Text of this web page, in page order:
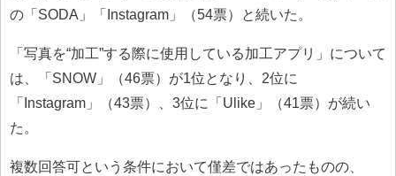
の「SODA」「Instagram」（54票）と続いた。
「写真を“加工”する際に使用している加工アプリ」について
は、「SNOW」（46票）が1位となり、2位に
「Instagram」（43票）、3位に「Ulike」（41票）が続い
た。
複数回答可という条件において僅差ではあったものの、